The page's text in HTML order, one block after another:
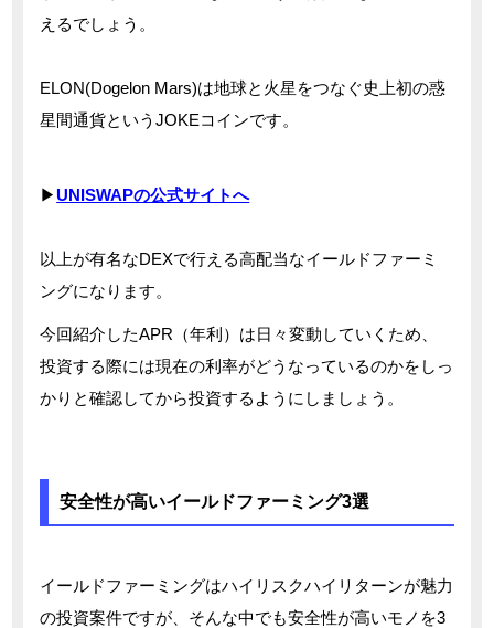
えるでしょう。
ELON(Dogelon Mars)は地球と火星をつなぐ史上初の惑
星間通貨というJOKEコインです。
▶UNISWAPの公式サイトへ
以上が有名なDEXで行える高配当なイールドファーミ
ングになります。
今回紹介したAPR（年利）は日々変動していくため、
投資する際には現在の利率がどうなっているのかをしっ
かりと確認してから投資するようにしましょう。
安全性が高いイールドファーミング3選
イールドファーミングはハイリスクハイリターンが魅力
の投資案件ですが、そんな中でも安全性が高いモノを3